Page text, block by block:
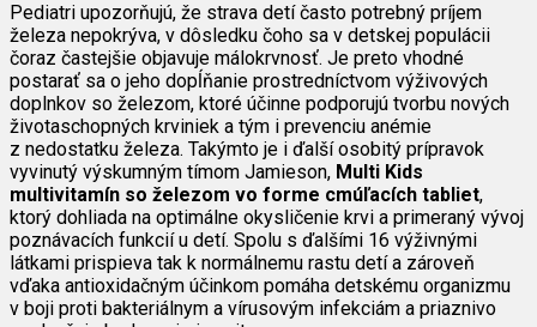
Pediatri upozorňujú, že strava detí často potrebný príjem
železa nepokrýva, v dôsledku čoho sa v detskej populácii
čoraz častejšie objavuje málokrvnosť. Je preto vhodné
postarať sa o jeho dopĺňanie prostredníctvom výživových
doplnkov so železom, ktoré účinne podporujú tvorbu nových
životaschopných krviniek a tým i prevenciu anémie
z nedostatku železa. Takýmto je i ďalší osobitý prípravok
vyvinutý výskumným tímom Jamieson, Multi Kids
multivitamín so železom vo forme cmúľacích tabliet,
ktorý dohliada na optimálne okysličenie krvi a primeraný vývoj
poznávacích funkcií u detí. Spolu s ďalšími 16 výživnými
látkami prispieva tak k normálnemu rastu detí a zároveň
vďaka antioxidačným účinkom pomáha detskému organizmu
v boji proti bakteriálnym a vírusovým infekciám a priaznivo